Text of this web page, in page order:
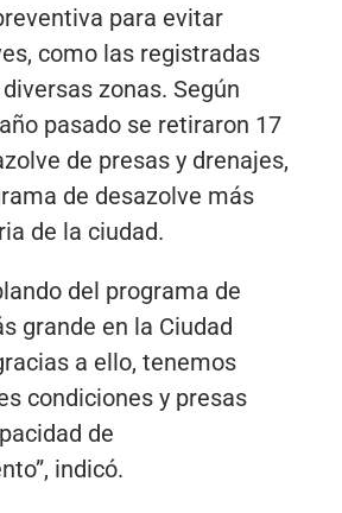
para evitar
como las registradas
zonas. Según
pasado se retiraron 17
de presas y drenajes,
de desazolve más
de la ciudad.
del programa de
grande en la Ciudad
a ello, tenemos
condiciones y presas
de
indicó.